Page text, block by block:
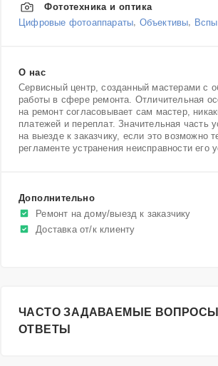
Фототехника и оптика
Цифровые фотоаппараты Объективы
О нас
Сервисный центр, созданный мастерами с
работы в сфере ремонта. Отличительная
на ремонт согласовывает сам мастер,
платежей и переплат. Значительная часть
на выезде к заказчику, если это возможно
регламенте устранения неисправности его
Дополнительно
Ремонт на дому/выезд к заказчику
Доставка от/к клиенту
ЧАСТО ЗАДАВАЕМЫЕ ВОПРОСЫ
ОТВЕТЫ